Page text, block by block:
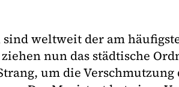
weltweit der am
nun das städtische
um die